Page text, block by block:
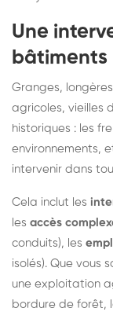
Une
bâtiments
Granges,
agricoles, vieilles
historiques : les
environnements,
intervenir dans
Cela inclut les
les accès
conduits), les
isolés). Que vous
une exploitation
bordure de forêt,